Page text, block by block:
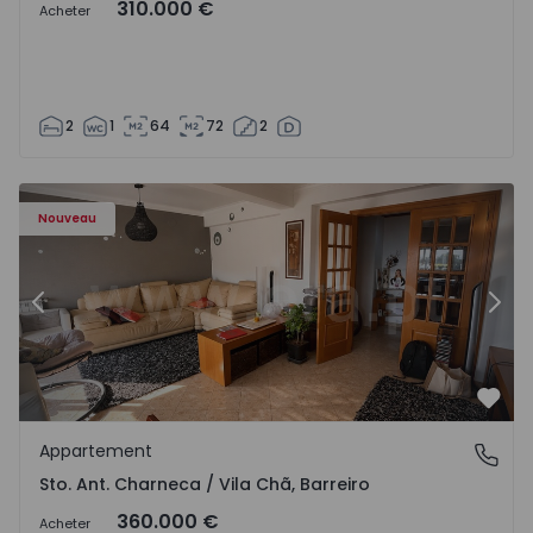
Acheter 310.000 €
2 1 64 72 2
Nouveau
- 1573477 - 14
Appartement T3 Barreiro, Sto. Ant. Charneca / Vila Chã -
Précédent
Sto. Ant. Charneca / Vila Chã, Barreiro
Appartement
Sto. Ant. Charneca / Vila Chã, Barreiro
Acheter 360.000 €